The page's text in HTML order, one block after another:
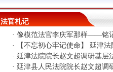
法官札记
· 像模范法官李庆军那样——铭
·
【不忘初心牢记使命】 延津
· 延津法院院长赵文超调研基层
· 延津县人民法院院长赵文超调